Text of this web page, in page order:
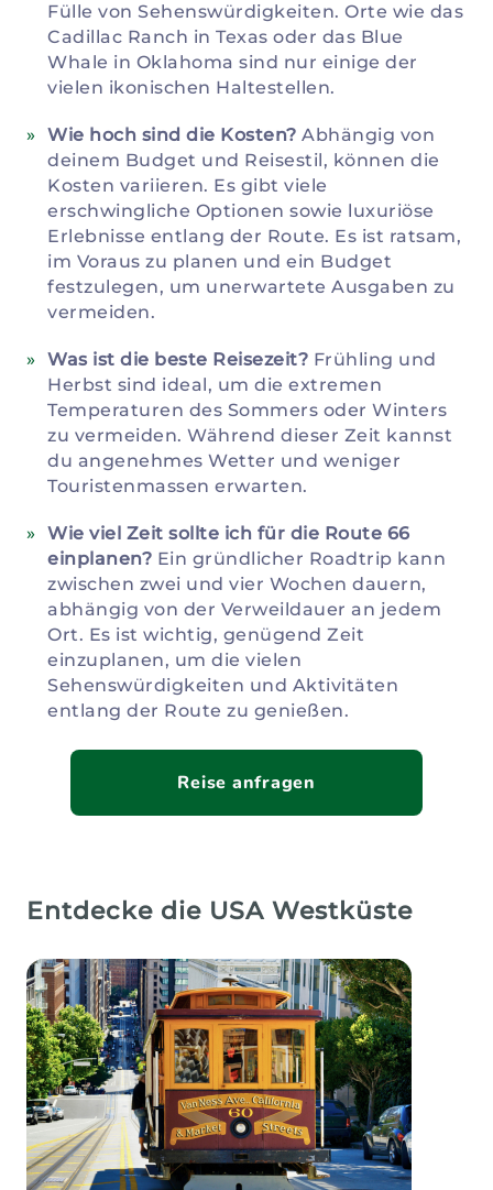
Fülle von Sehenswürdigkeiten. Orte wie das
Cadillac Ranch in Texas oder das Blue
Whale in Oklahoma sind nur einige der
vielen ikonischen Haltestellen.
Wie hoch sind die Kosten? Abhängig von
deinem Budget und Reisestil, können die
Kosten variieren. Es gibt viele
erschwingliche Optionen sowie luxuriöse
Erlebnisse entlang der Route. Es ist ratsam,
im Voraus zu planen und ein Budget
festzulegen, um unerwartete Ausgaben zu
vermeiden.
Was ist die beste Reisezeit? Frühling und
Herbst sind ideal, um die extremen
Temperaturen des Sommers oder Winters
zu vermeiden. Während dieser Zeit kannst
du angenehmes Wetter und weniger
Touristenmassen erwarten.
Wie viel Zeit sollte ich für die Route 66
einplanen? Ein gründlicher Roadtrip kann
zwischen zwei und vier Wochen dauern,
abhängig von der Verweildauer an jedem
Ort. Es ist wichtig, genügend Zeit
einzuplanen, um die vielen
Sehenswürdigkeiten und Aktivitäten
entlang der Route zu genießen.
Reise anfragen
Entdecke die USA Westküste